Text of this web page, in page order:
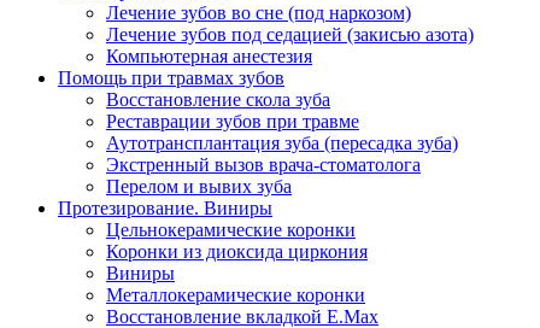
Лечение зубов во сне (под наркозом)
Лечение зубов под седацией (закисью азота)
Компьютерная анестезия
Помощь при травмах зубов
Восстановление скола зуба
Реставрации зубов при травме
Аутотрансплантация зуба (пересадка зуба)
Экстренный вызов врача-стоматолога
Перелом и вывих зуба
Протезирование. Виниры
Цельнокерамические коронки
Коронки из диоксида циркония
Виниры
Металлокерамические коронки
Восстановление вкладкой E.Max